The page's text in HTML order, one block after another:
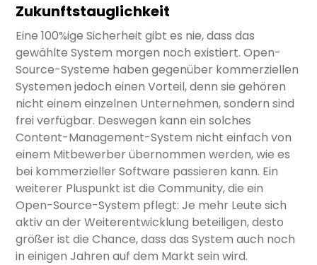
Zukunftstauglichkeit
Eine 100%ige Sicherheit gibt es nie, dass das
gewählte System morgen noch existiert. Open-
Source-Systeme haben gegenüber kommerziellen
Systemen jedoch einen Vorteil, denn sie gehören
nicht einem einzelnen Unternehmen, sondern sind
frei verfügbar. Deswegen kann ein solches
Content-Management-System nicht einfach von
einem Mitbewerber übernommen werden, wie es
bei kommerzieller Software passieren kann. Ein
weiterer Pluspunkt ist die Community, die ein
Open-Source-System pflegt: Je mehr Leute sich
aktiv an der Weiterentwicklung beteiligen, desto
größer ist die Chance, dass das System auch noch
in einigen Jahren auf dem Markt sein wird.